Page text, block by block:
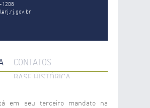
1208
CONTATOS
BASE HISTÓRICA
em seu terceiro mandato na